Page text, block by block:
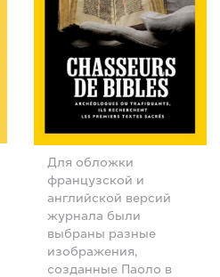
Для обложки
французской и
английской версий
журнала были
выбраны разные
изображения,
созданные Паоло в